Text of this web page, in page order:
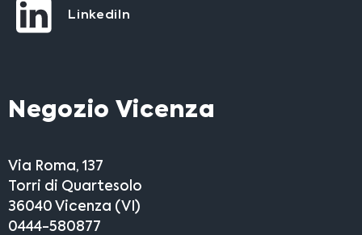
LinkediIn
Negozio Vicenza
Via Roma, 137
Torri di Quartesolo
36040 Vicenza (VI)
0444-580877